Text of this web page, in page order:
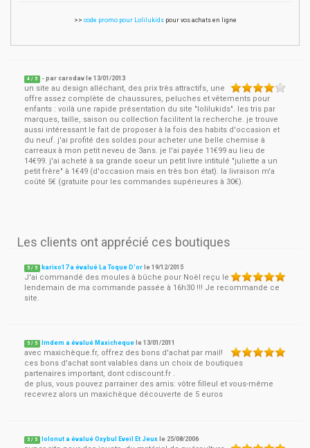
>> code promo pour Lolilukidspour vos achats en ligne
4 / 5 - parcarodav le13/01/2013
un site au design alléchant, des prix très attractifs, une
offre assez complète de chaussures, peluches et vêtements pour
enfants : voilà une rapide présentation du site "lolilukids". les tris par
marques, taille, saison ou collection facilitent la recherche. je trouve
aussi intéressant le fait de proposer à la fois des habits d'occasion et
du neuf. j'ai profité des soldes pour acheter une belle chemise à
carreaux à mon petit neveu de 3ans. je l'ai payée 11€99 au lieu de
14€99. j'ai acheté à sa grande soeur un petit livre intitulé "juliette a un
petit frère" à 1€49 (d'occasion mais en très bon état). la livraison m'a
coûté 5€ (gratuite pour les commandes supérieures à 30€).
Les clients ont apprécié ces boutiques
5 / 5 karixo17 a évalué La Toque D'or le19/12/2015
J'ai commandé des moules à bûche pour Noël reçu le
lendemain de ma commande passée à 16h30 !!! Je recommande ce
site.
5 / 5 lmdem a évalué Maxicheque le13/01/2011
avec maxichèque.fr, offrez des bons d'achat par mail!
ces bons d'achat sont valables dans un choix de boutiques
partenaires important, dont cdiscount.fr .
de plus, vous pouvez parrainer des amis: vôtre filleul et vous-même
recevrez alors un maxichèque découverte de 5 euros
5 / 5 lolonut a évalué Oxybul Eveil Et Jeux le 25/08/2006